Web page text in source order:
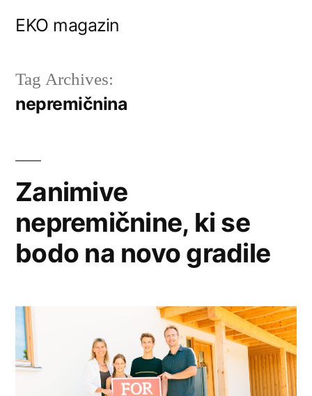
EKO magazin
Tag Archives:
nepremičnina
Zanimive
nepremičnine, ki se
bodo na novo gradile